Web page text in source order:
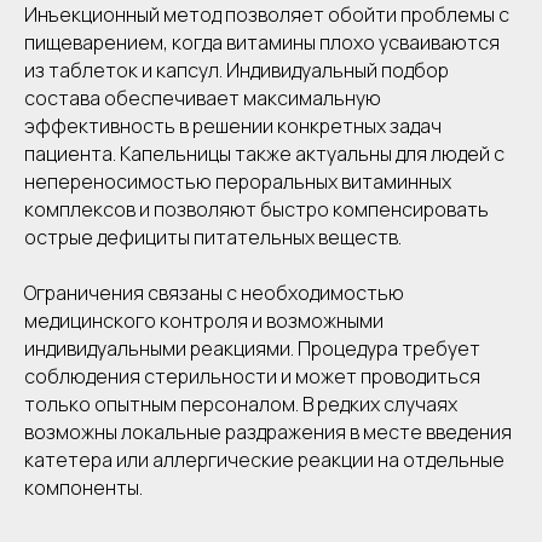
Инъекционный метод позволяет обойти проблемы с
пищеварением, когда витамины плохо усваиваются
из таблеток и капсул. Индивидуальный подбор
состава обеспечивает максимальную
эффективность в решении конкретных задач
пациента. Капельницы также актуальны для людей с
непереносимостью пероральных витаминных
комплексов и позволяют быстро компенсировать
острые дефициты питательных веществ.
Ограничения связаны с необходимостью
медицинского контроля и возможными
индивидуальными реакциями. Процедура требует
соблюдения стерильности и может проводиться
только опытным персоналом. В редких случаях
возможны локальные раздражения в месте введения
катетера или аллергические реакции на отдельные
компоненты.